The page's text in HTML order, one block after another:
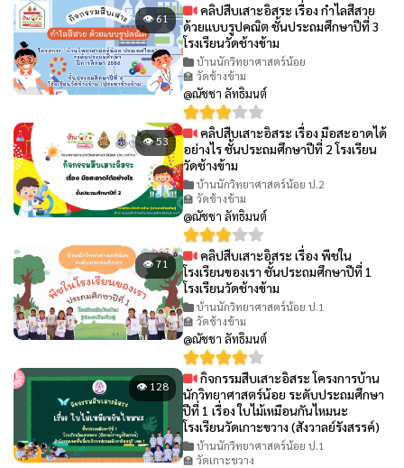
👁 61
คลิปสืบเสาะอิสระ เรื่อง กำไลสีสวย
ด้วยแบบรูปคณิต ชั้นประถมศึกษาปีที่ 3
โรงเรียนวัดช้างข้าม
บ้านนักวิทยาศาสตร์น้อย
🏫 วัดช้างข้าม
@ณัชชา ลัทธิมนต์
👁 53
คลิปสืบเสาะอิสระ เรื่อง มือสะอาดได้
อย่างไร ชั้นประถมศึกษาปีที่ 2 โรงเรียน
วัดช้างข้าม
บ้านนักวิทยาศาสตร์น้อย ป.2
🏫 วัดช้างข้าม
@ณัชชา ลัทธิมนต์
👁 71
คลิปสืบเสาะอิสระ เรื่อง พืชใน
โรงเรียนของเรา ชั้นประถมศึกษาปีที่ 1
โรงเรียนวัดช้างข้าม
บ้านนักวิทยาศาสตร์น้อย ป.1
🏫 วัดช้างข้าม
@ณัชชา ลัทธิมนต์
👁 128
กิจกรรมสืบเสาะอิสระ โครงการบ้าน
นักวิทยาศาสตร์น้อย ระดับประถมศึกษา
ปีที่ 1 เรื่อง ใบไม้เหมือนกันไหมนะ
โรงเรียนวัดเกาะขวาง (สังวาลย์รังสรรค์)
บ้านนักวิทยาศาสตร์น้อย ป.1
🏫 วัดเกาะขวาง